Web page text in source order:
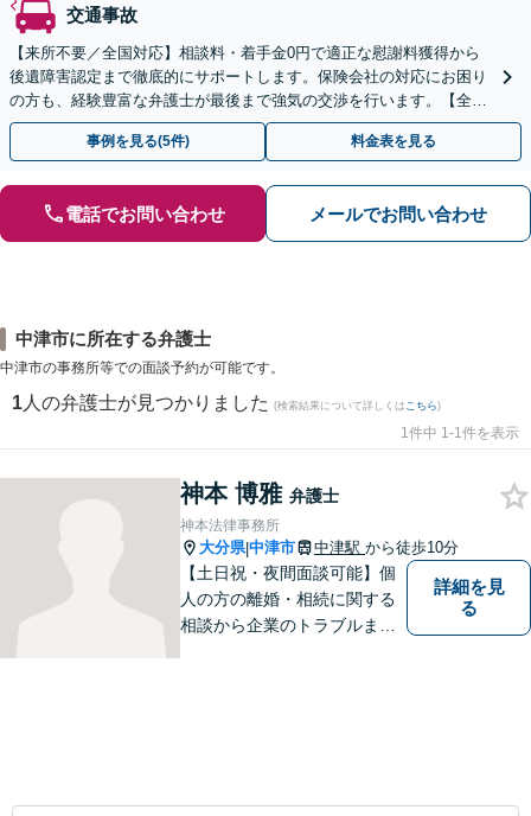
交通事故
【来所不要／全国対応】相談料・着手金0円で適正な慰謝料獲得から
後遺障害認定まで徹底的にサポートします。保険会社の対応にお困り
の方も、経験豊富な弁護士が最後まで強気の交渉を行います。【全国
13拠点】お気軽にご相談ください。
事例を見る(5件) 料金表を見る
電話でお問い合わせ メールでお問い合わせ
中津市に所在する弁護士
中津市の事務所等での面談予約が可能です。
1 人の弁護士が見つかりました (検索結果について詳しくは こちら)
1件中 1-1件を表示
神本 博雅 弁護士
神本法律事務所
大分県|中津市 中津駅 から徒歩10分
【土日祝・夜間面談可能】個
人の方の離婚・相続に関する
相談から企業のトラブルまで
詳細を見
る